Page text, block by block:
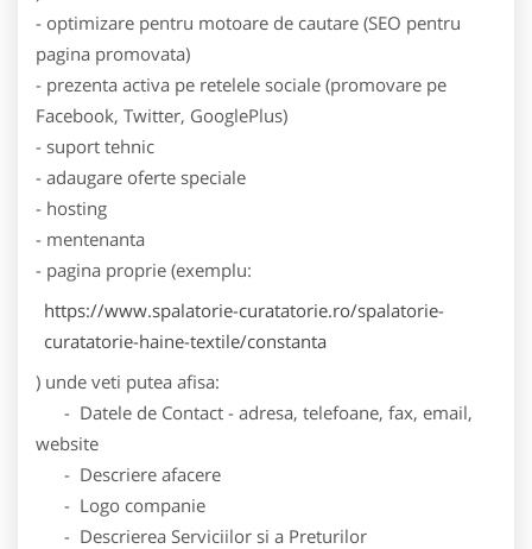
- optimizare pentru motoare de cautare (SEO pentru
pagina promovata)
- prezenta activa pe retelele sociale (promovare pe
Facebook, Twitter, GooglePlus)
- suport tehnic
- adaugare oferte speciale
- hosting
- mentenanta
- pagina proprie (exemplu:
https://www.spalatorie-curatatorie.ro/spalatorie-
curatatorie-haine-textile/constanta
) unde veti putea afisa:
- Datele de Contact - adresa, telefoane, fax, email,
website
- Descriere afacere
- Logo companie
- Descrierea Serviciilor si a Preturilor